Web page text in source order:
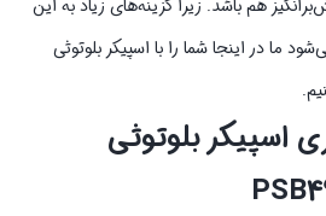
هم باشد. زیرا گزینه‌های زیاد به این
ما در اینجا شما را با اسپیکر بلوتوثی
بلوتوثی